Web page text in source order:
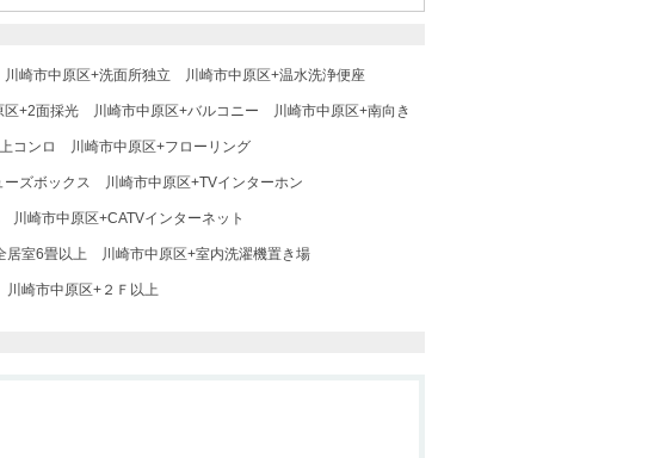
川崎市中原区+洗面所独立 川崎市中原区+温水洗浄便座
区+2面採光 川崎市中原区+バルコニー 川崎市中原区+南向き
コンロ 川崎市中原区+フローリング
ーズボックス 川崎市中原区+TVインターホン
川崎市中原区+CATVインターネット
居室6畳以上 川崎市中原区+室内洗濯機置き場
川崎市中原区+２Ｆ以上